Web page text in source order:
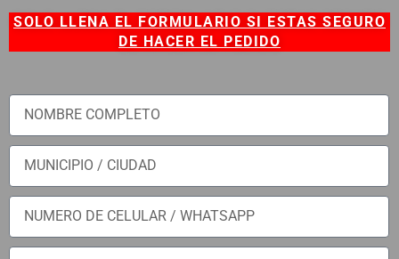
SOLO LLENA EL FORMULARIO SI ESTAS SEGURO
DE HACER EL PEDIDO